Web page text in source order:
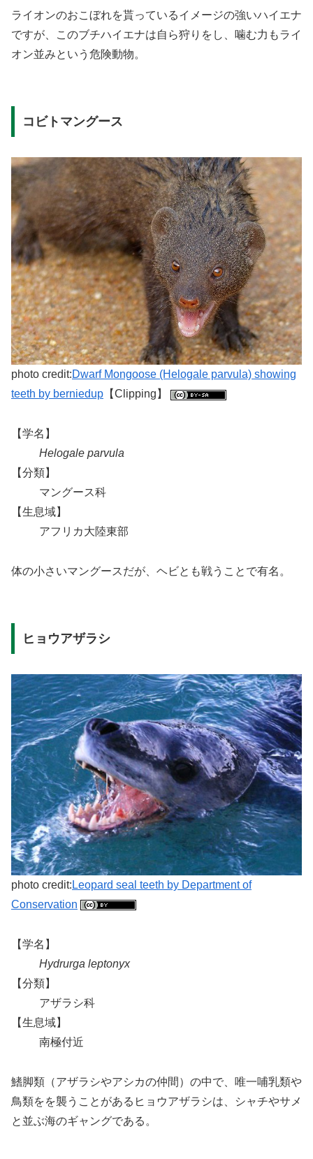
ライオンのおこぼれを貰っているイメージの強いハイエナ
ですが、このブチハイエナは自ら狩りをし、噛む力もライ
オン並みという危険動物。
コビトマングース
photo credit:Dwarf Mongoose (Helogale parvula) showing
teeth by berniedup 【Clipping】
【学名】
Helogale parvula
【分類】
マングース科
【生息域】
アフリカ大陸東部
体の小さいマングースだが、ヘビとも戦うことで有名。
ヒョウアザラシ
photo credit: Leopard seal teeth by Department of
Conservation
【学名】
Hydrurga leptonyx
【分類】
アザラシ科
【生息域】
南極付近
鰭脚類（アザラシやアシカの仲間）の中で、唯一哺乳類や
鳥類をを襲うことがあるヒョウアザラシは、シャチやサメ
と並ぶ海のギャングである。